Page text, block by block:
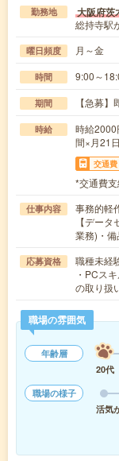
勤務地 大阪府茨
総持寺駅
曜日頻度 月～金
時間 9:00～
期間 【急募
時給
時給
間×月21
交通費
*交通費
仕事内容
事務的軽
【デー
業務)・
応募資格
職種未経
・PCス
の取り扱
職場の雰囲気
年齢層
20代
職場の様子
活気